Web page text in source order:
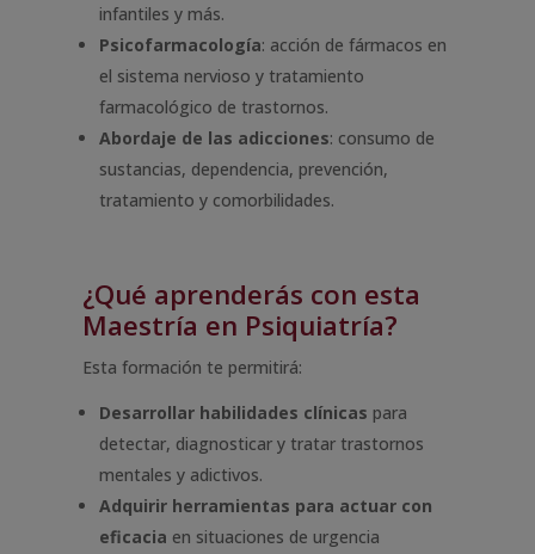
infantiles y más.
Psicofarmacología: acción de fármacos en
el sistema nervioso y tratamiento
farmacológico de trastornos.
Abordaje de las adicciones: consumo de
sustancias, dependencia, prevención,
tratamiento y comorbilidades.
¿Qué aprenderás con esta
Maestría en Psiquiatría?
Esta formación te permitirá:
Desarrollar habilidades clínicas para
detectar, diagnosticar y tratar trastornos
mentales y adictivos.
Adquirir herramientas para actuar con
eficacia en situaciones de urgencia